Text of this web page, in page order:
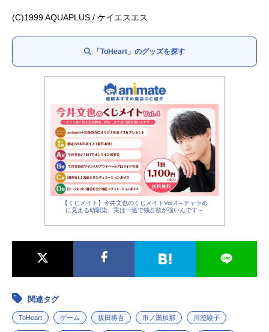
(C)1999 AQUAPLUS / ケイエスエス
「ToHeart」のグッズを探す
【くじメイト】今井文也のくじメイトVol.4～チャラめ
に見える幼馴染、実は一途で独占欲が強いんです～
関連タグ
ToHeart ゲーム 坂田将吾 市ノ瀬加那 川澄綾子